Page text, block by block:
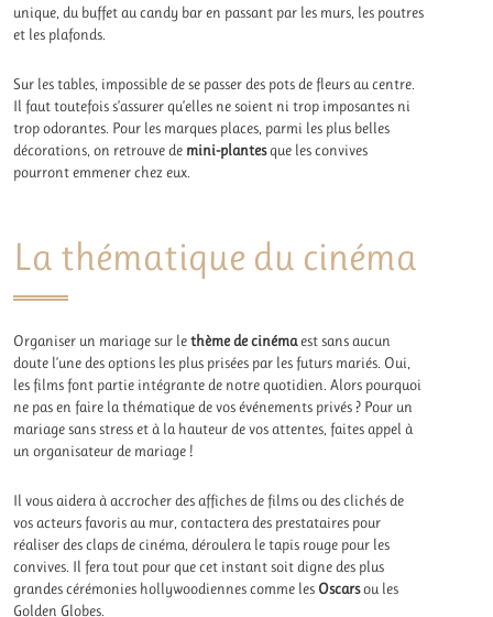
unique, du buffet au candy bar en passant par les murs, les poutres
et les plafonds.
Sur les tables, impossible de se passer des pots de fleurs au centre.
Il faut toutefois s’assurer qu’elles ne soient ni trop imposantes ni
trop odorantes. Pour les marques places, parmi les plus belles
décorations, on retrouve de mini-plantesque les convives
pourront emmener chez eux.
La thématique du cinéma
Organiser un mariage sur lethème de cinémaest sans aucun
doute l’une des options les plus prisées par les futurs mariés. Oui,
les films font partie intégrante de notre quotidien. Alors pourquoi
ne pas en faire la thématique de vos événements privés ? Pour un
mariage sans stress et à la hauteur de vos attentes, faites appel à
un organisateur de mariage !
Il vous aidera à accrocher des affiches de films ou des clichés de
vos acteurs favoris au mur, contactera des prestataires pour
réaliser des claps de cinéma, déroulera le tapis rouge pour les
convives. Il fera tout pour que cet instant soit digne des plus
grandes cérémonies hollywoodiennes comme les Oscarsou les
Golden Globes.